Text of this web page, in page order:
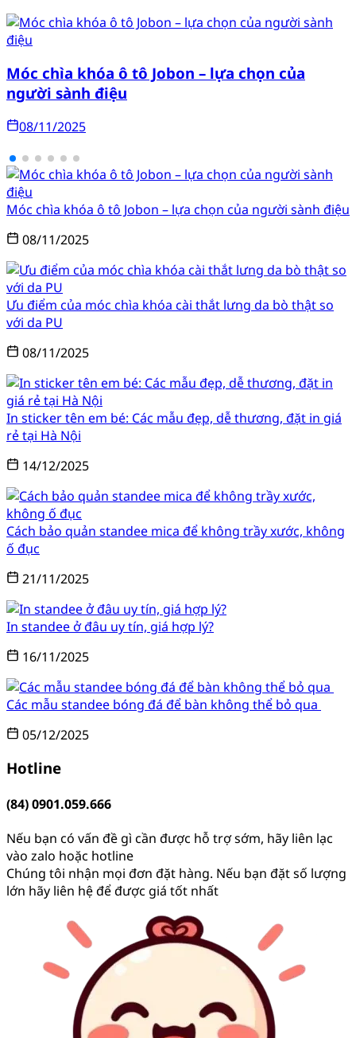
Móc chìa khóa ô tô Jobon – lựa chọn của
người sành điệu
08/11/2025
Móc chìa khóa ô tô Jobon – lựa chọn của người sành điệu
08/11/2025
Ưu điểm của móc chìa khóa cài thắt lưng da bò thật so
với da PU
08/11/2025
In sticker tên em bé: Các mẫu đẹp, dễ thương, đặt in giá
rẻ tại Hà Nội
14/12/2025
Cách bảo quản standee mica để không trầy xước, không
ố đục
21/11/2025
In standee ở đâu uy tín, giá hợp lý?
16/11/2025
Các mẫu standee bóng đá để bàn không thể bỏ qua
05/12/2025
Hotline
(84) 0901.059.666
Nếu bạn có vấn đề gì cần được hỗ trợ sớm, hãy liên lạc
vào zalo hoặc hotline
Chúng tôi nhận mọi đơn đặt hàng. Nếu bạn đặt số lượng
lớn hãy liên hệ để được giá tốt nhất